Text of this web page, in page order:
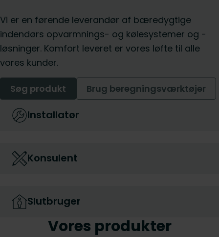
Vi er en førende leverandør af bæredygtige
indendørs opvarmnings- og kølesystemer og -
løsninger. Komfort leveret er vores løfte til alle
vores kunder.
Søg produkt Brug beregningsværktøjer
Installatør
Konsulent
Slutbruger
Vores produkter